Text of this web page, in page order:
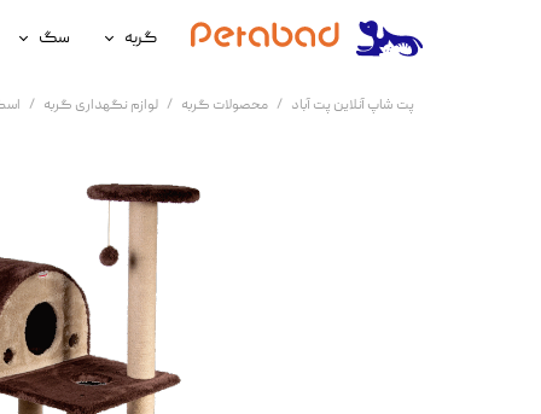
گربه
غذای گربه
سلامتی گربه
آرایشی و بهداشتی گربه
سگ
غذای سگ
پت شاپ آنلاین پت آباد محصولات گربه لوازم نگهداری گربه